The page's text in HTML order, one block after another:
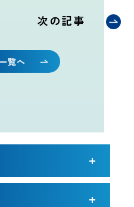
ナー
クト
覧へ
次の記事